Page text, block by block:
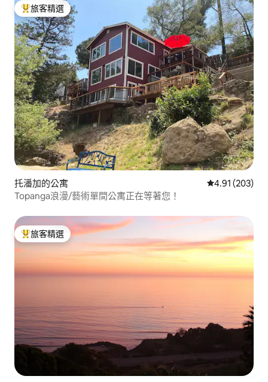
旅客精選榜首
旅客精選
托潘加的公寓 從 203 則評價
4.91 (203)
Topanga浪漫/藝術單間公寓正在等著您！
旅客精選榜首
旅客精選